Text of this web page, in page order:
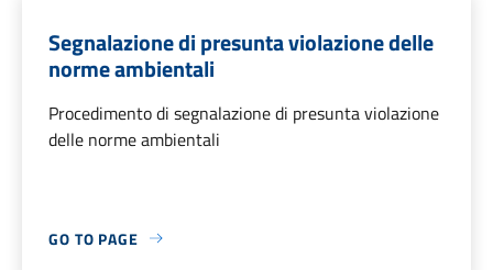
Segnalazione di presunta violazione delle
norme ambientali
Procedimento di segnalazione di presunta violazione
delle norme ambientali
GO TO PAGE